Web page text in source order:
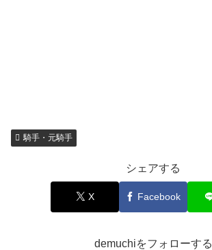
騎手・元騎手
シェアする
X Facebook
demuchiをフォローする